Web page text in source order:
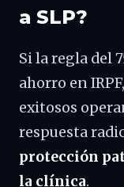
a SLP?
Si la regla del
ahorro en
exitosos
respuesta
protección
la clínica.